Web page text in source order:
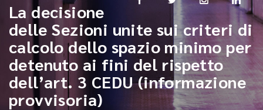
La decisione
delle Sezioni unite sui criteri di
calcolo dello spazio minimo per
detenuto ai fini del rispetto
dell’art. 3 CEDU (informazione
provvisoria)